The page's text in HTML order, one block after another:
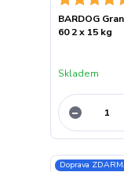
BARDOG
60 2 x 15 kg
Skladem
Doprava